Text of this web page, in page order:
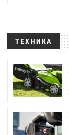
ТЕХНИКА